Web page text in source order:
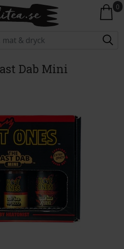
0
Dab Mini